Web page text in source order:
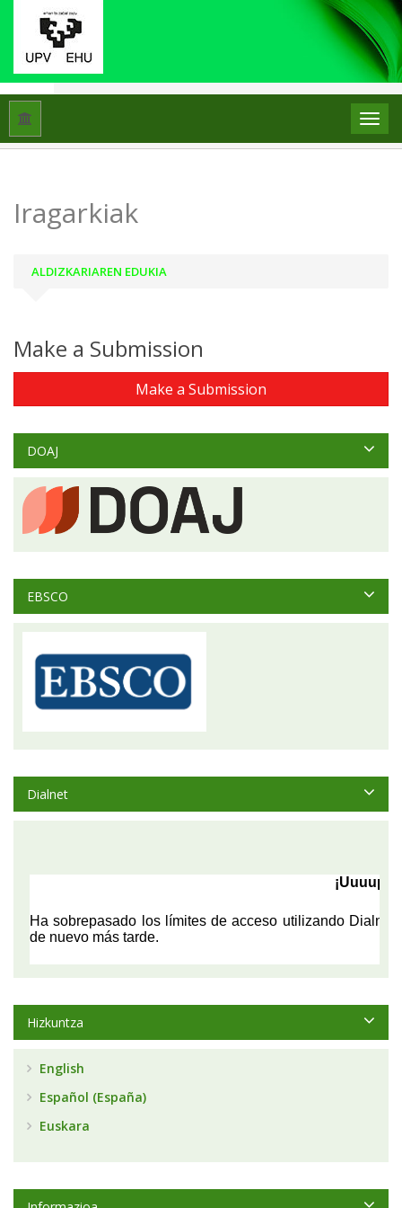
Hasiera
Iragarkiak
ALDIZKARIAREN EDUKIA
Make a Submission
Make a Submission
DOAJ
EBSCO
Dialnet
Hizkuntza
English
Español (España)
Euskara